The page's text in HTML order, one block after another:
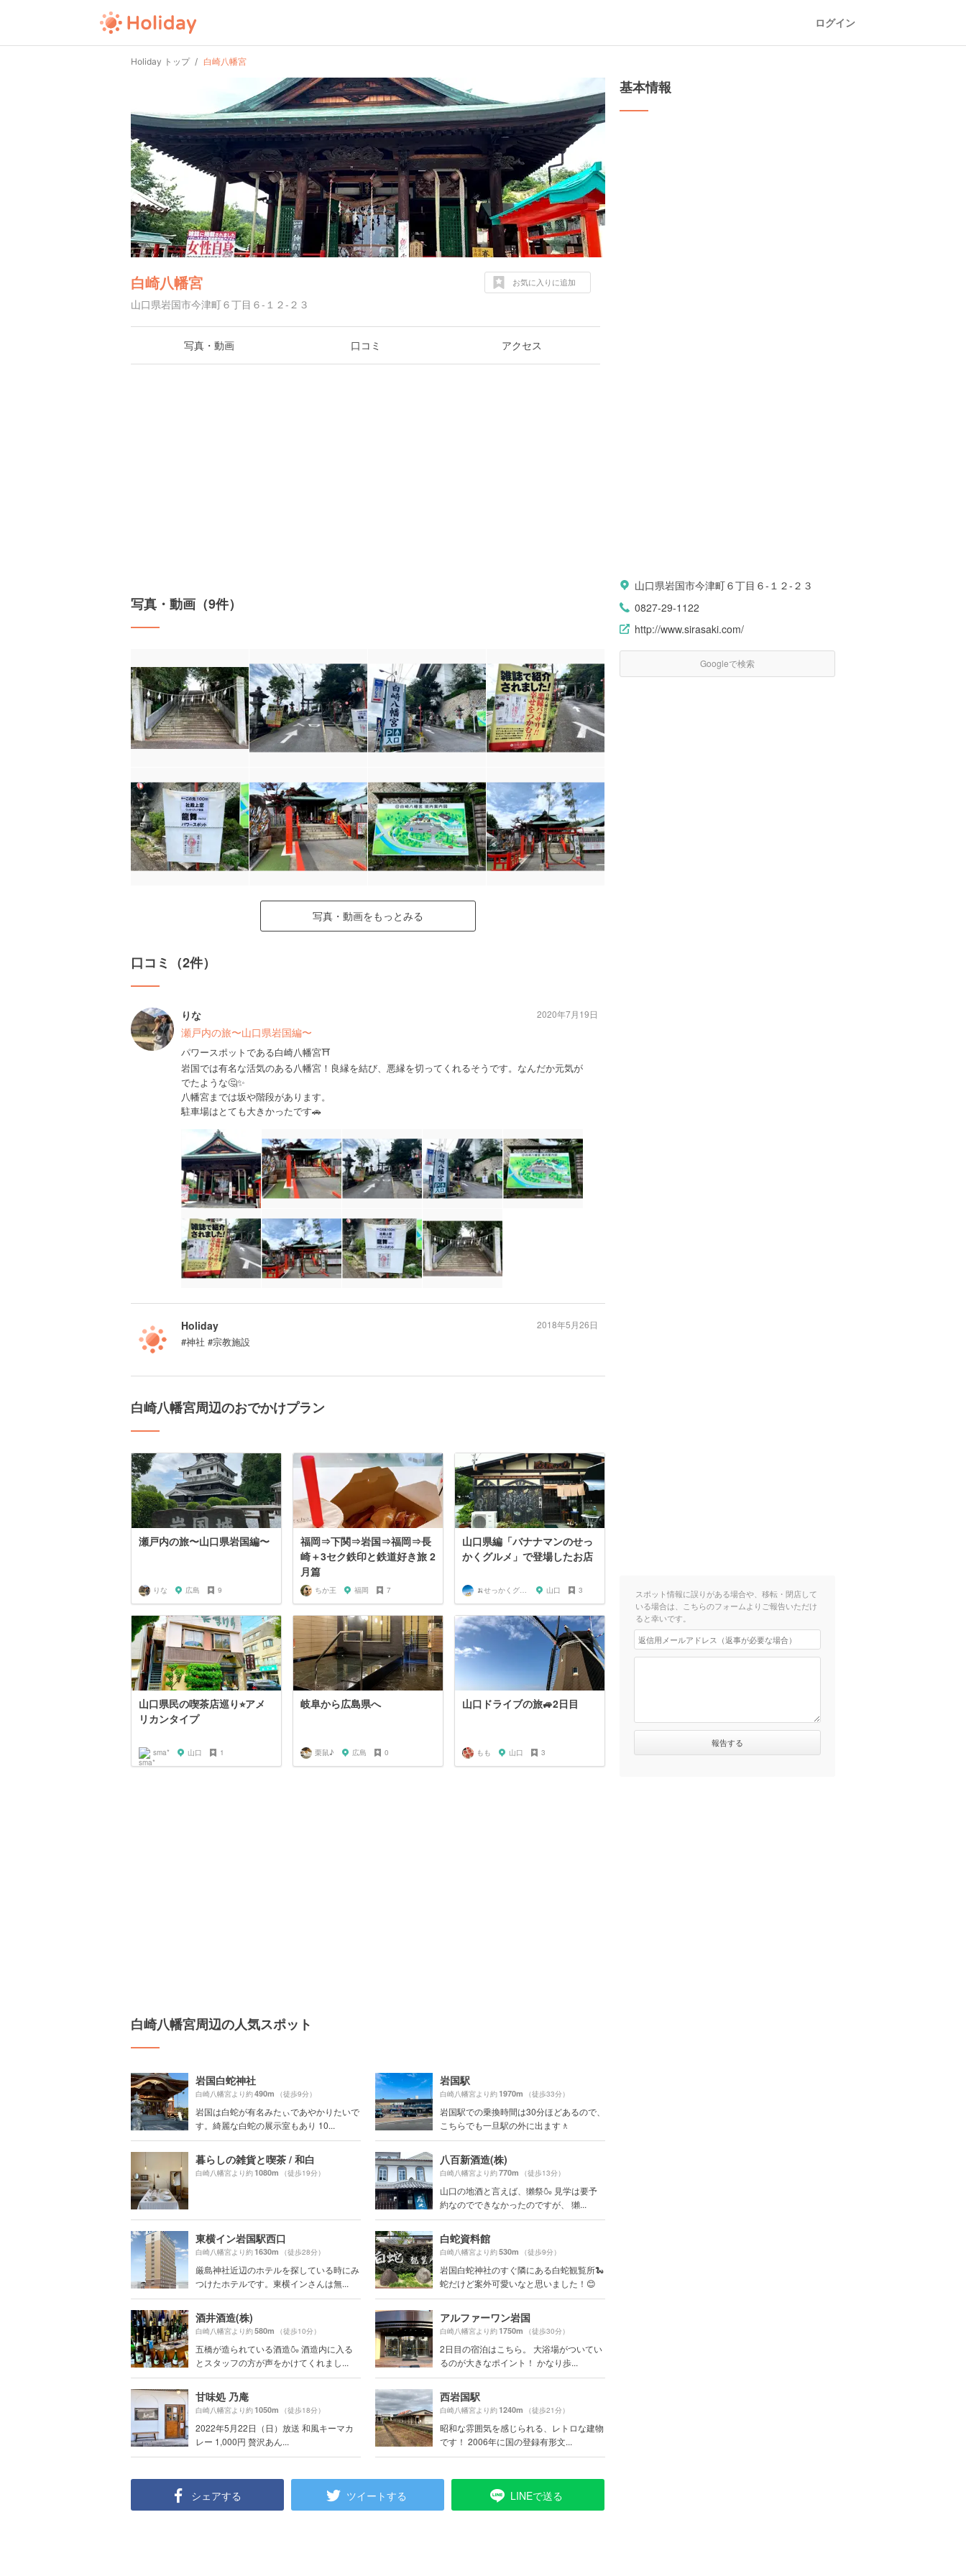
ログイン
Holiday トップ 白崎八幡宮
白崎八幡宮
山口県岩国市今津町６丁目６-１２-２３
お気に入りに追加
写真・動画 口コミ アクセス
写真・動画（9件）
写真・動画をもっとみる
口コミ（2件）
りな
瀬戸内の旅〜山口県岩国編〜
パワースポットである白崎八幡宮⛩
岩国では有名な活気のある八幡宮！良縁を結び、悪縁を切ってくれるそうです。なんだか元気が
でたような🤔✨
八幡宮までは坂や階段があります。
駐車場はとても大きかったです🚗
2020年7月19日
Holiday
#神社 #宗教施設
2018年5月26日
白崎八幡宮周辺のおでかけプラン
瀬戸内の旅〜山口県岩国編〜
りな 広島 9
福岡⇒下関⇒岩国⇒福岡⇒長
崎＋3セク鉄印と鉄道好き旅 2
月篇
ちか王 福岡 7
山口県編「バナナマンのせっ
かくグルメ」で登場したお店
🍌せっかくグルメまにあ🍌 山口 3
山口県民の喫茶店巡り⭐︎アメ
リカンタイプ
sma* 山口 1
岐阜から広島県へ
栗鼠♪ 広島 0
山口ドライブの旅🚙2日目
もも 山口 3
白崎八幡宮周辺の人気スポット
岩国白蛇神社
白崎八幡宮より約490m （徒歩9分）
岩国は白蛇が有名みたぃであやかりたいで
す。綺麗な白蛇の展示室もあり 10...
岩国駅
白崎八幡宮より約1970m （徒歩33分）
岩国駅での乗換時間は30分ほどあるので、
こちらでも一旦駅の外に出ます🚶
暮らしの雑貨と喫茶 / 和白
白崎八幡宮より約1080m （徒歩19分）
八百新酒造(株)
白崎八幡宮より約770m （徒歩13分）
山口の地酒と言えば、獺祭🍶 見学は要予
約なのでできなかったのですが、 獺...
東横イン岩国駅西口
白崎八幡宮より約1630m （徒歩28分）
厳島神社近辺のホテルを探している時にみ
つけたホテルです。東横インさんは無...
白蛇資料館
白崎八幡宮より約530m （徒歩9分）
岩国白蛇神社のすぐ隣にある白蛇観覧所🐍
蛇だけど案外可愛いなと思いました！😊
酒井酒造(株)
白崎八幡宮より約580m （徒歩10分）
五橋が造られている酒造🍶 酒造内に入る
とスタッフの方が声をかけてくれまし...
アルファーワン岩国
白崎八幡宮より約1750m （徒歩30分）
2日目の宿泊はこちら。 大浴場がついてい
るのが大きなポイント！ かなり歩...
甘味処 乃庵
白崎八幡宮より約1050m （徒歩18分）
2022年5月22日（日）放送 和風キーマカ
レー 1,000円 贅沢あん...
西岩国駅
白崎八幡宮より約1240m （徒歩21分）
昭和な雰囲気を感じられる、レトロな建物
です！ 2006年に国の登録有形文...
シェアする ツイートする LINEで送る
基本情報
山口県岩国市今津町６丁目６-１２-２３
0827-29-1122
http://www.sirasaki.com/
Googleで検索
スポット情報に誤りがある場合や、移転・閉店して
いる場合は、こちらのフォームよりご報告いただけ
ると幸いです。